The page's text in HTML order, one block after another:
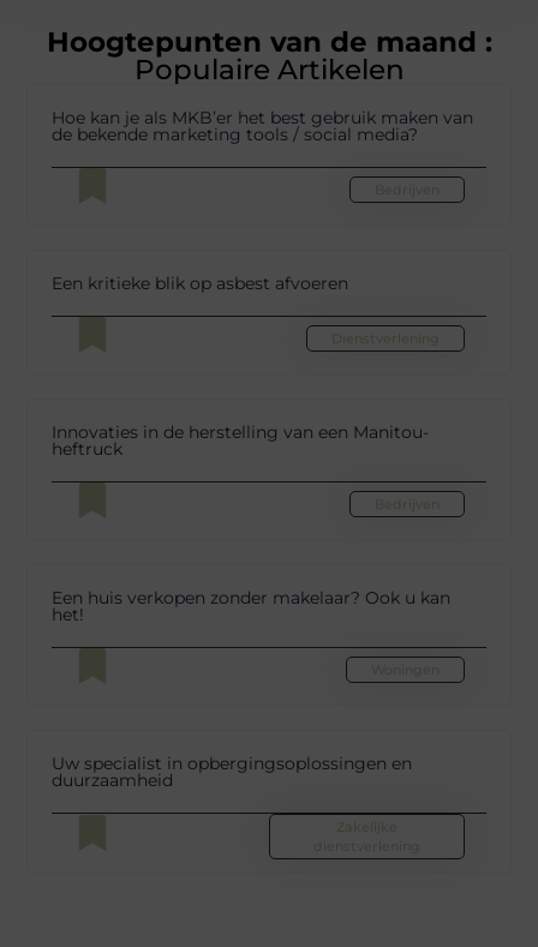
Hoogtepunten van de maand :
Populaire Artikelen
Hoe kan je als MKB’er het best gebruik maken van
de bekende marketing tools / social media?
Bedrijven
Een kritieke blik op asbest afvoeren
Dienstverlening
Innovaties in de herstelling van een Manitou-
heftruck
Bedrijven
Een huis verkopen zonder makelaar? Ook u kan
het!
Woningen
Uw specialist in opbergingsoplossingen en
duurzaamheid
Zakelijke
dienstverlening